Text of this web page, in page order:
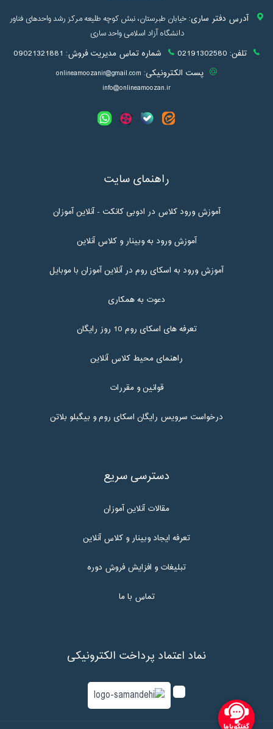
آدرس دفتر ساری:خیابان طبرستان، نبش کوچه طلیعه مرکز رشد واحدهای فناور
دانشگاه آزاد اسلامی واحد ساری
تلفن: 02191302580 شماره تماس مدیریت فروش: 09021321881
پست الکترونیکی: onlineamoozanir@gmail.com
info@onlineamoozan.ir
راهنمای سایت
آموزش ورود کلاس در ادوبی کانکت - آنلاین آموزان
آموزش ورود به وبینار و کلاس آنلاین
آموزش ورود به اسکای روم در آنلاین آموزان با موبایل
دعوت به همکاری
تعرفه های اسکای روم 10 روز رایگان
راهنمای محیط کلاس آنلاین
قوانین و مقررات
درخواست سرویس رایگان اسکای روم و بیگبلو بلاتن
دسترسی سریع
مقالات آنلاین آموزان
تعرفه ایجاد وبینار و کلاس آنلاین
تبلیغات و افزایش فروش دوره
تماس با ما
نماد اعتماد پرداخت الکترونیکی